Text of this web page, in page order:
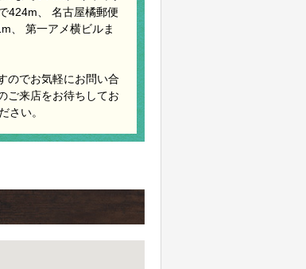
424m、 名古屋橘郵便
、 第一アメ横ビルま
のでお気軽にお問い合
ご来店をお待ちしてお
さい。